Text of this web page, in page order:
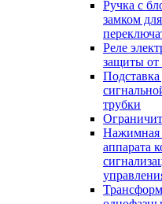
Ручка с
замком
Реле
защиты от
Подставка
трубки
Нажимная
аппарата